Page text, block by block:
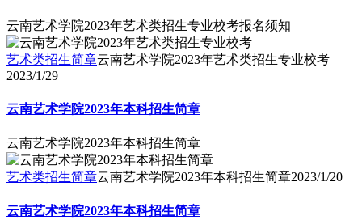
云南艺术学院2023年艺术类招生专业校考报名须知
艺术类招生简章云南艺术学院2023年艺术类招生专业校考
2023/1/29
云南艺术学院2023年本科招生简章
云南艺术学院2023年本科招生简章
艺术类招生简章云南艺术学院2023年本科招生简章2023/1/20
云南艺术学院2023年本科招生简章